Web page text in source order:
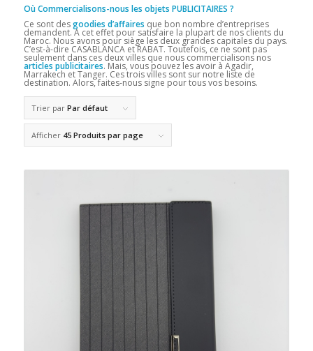
Où Commercialisons-nous les objets PUBLICITAIRES ?
Ce sont desgoodies d’affaires que bon nombre d’entreprises
demandent. A cet effet pour satisfaire la plupart de nos clients du
Maroc. Nous avons pour siège les deux grandes capitales du pays.
C’est-à-dire CASABLANCA et RABAT. Toutefois, ce ne sont pas
seulement dans ces deux villes que nous commercialisons nos
articles publicitaires. Mais, vous pouvez les avoir à Agadir,
Marrakech et Tanger. Ces trois villes sont sur notre liste de
destination. Alors, faites-nous signe pour tous vos besoins.
Trier par Par défaut
Afficher 45 Produits par page